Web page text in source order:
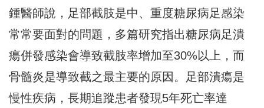
鍾醫師說，足部截肢是中、重度糖尿病足感染
常常要面對的問題，多篇研究指出糖尿病足潰
瘍併發感染會導致截肢率增加至30%以上，而
骨髓炎是導致截之最主要的原因。足部潰瘍是
慢性疾病，長期追蹤患者發現5年死亡率達